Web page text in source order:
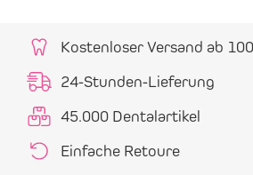
Kostenloser Versand ab
24-Stunden-Lieferung
45.000 Dentalartikel
Einfache Retoure